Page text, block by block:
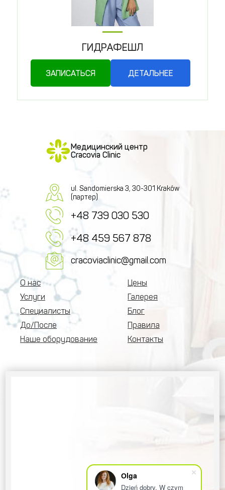
ГИДРАФЕШЛ
ЗАПИСАТЬСЯ ДЕТАЛЬНЕЕ
Медицинский центр
Cracovia Clinic
ul. Sandomierska 3, 30-301 Kraków
(партер)
+48 739 030 530
+48 459 567 878
cracoviaclinic@gmail.com
О нас
Услуги
Специалисты
До/После
Наше оборудование
Цены
Галерея
Блог
Правила
Контакты
Оlga
Dzień dobry. W czym